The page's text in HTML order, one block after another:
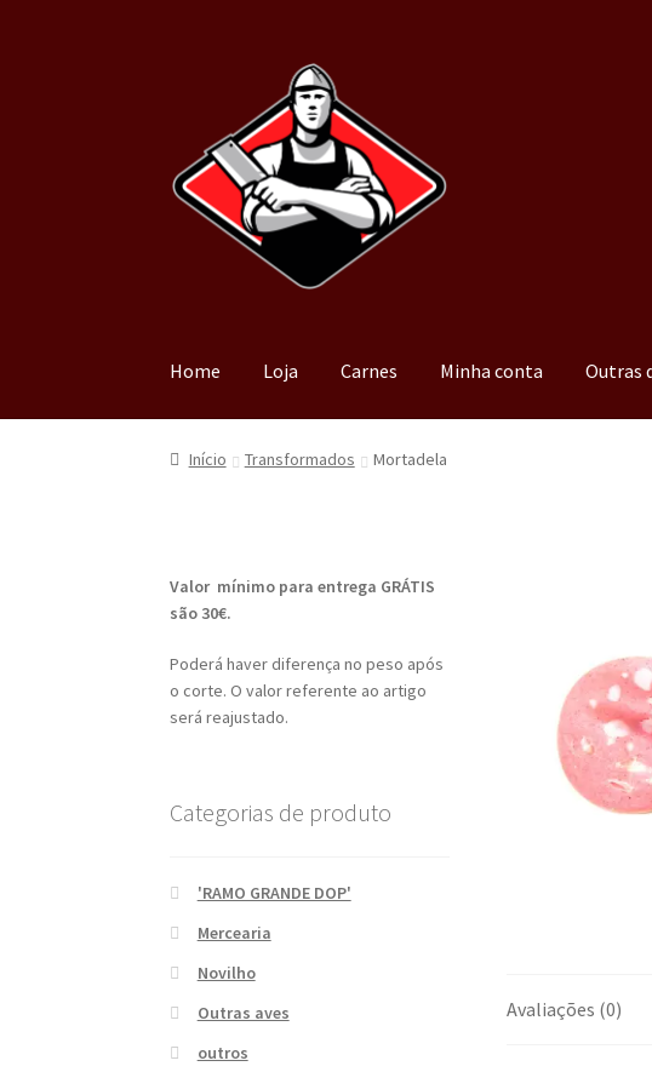
Home Loja Carnes Minha conta Outras
Início Transformados Mortadela
Avaliações (0)
Valor mínimo para entrega GRÁTIS
são 30€.
Poderá haver diferença no peso após
o corte. O valor referente ao artigo
será reajustado.
Categorias de produto
'RAMO GRANDE DOP'
Mercearia
Novilho
Outras aves
outros